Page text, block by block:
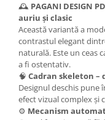
🕰️ PAGANI DESIGN
auriu și clasic
Această variantă a
contrastul elegant
naturală. Este un ceas
a fi ostentativ.
🧠 Cadran skeleton –
Designul deschis
efect vizual complex și
⚙️ Mecanism